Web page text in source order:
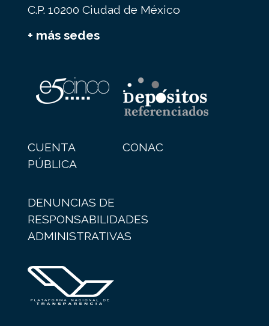
C.P. 10200 Ciudad de México
+ más sedes
CUENTA
PÚBLICA
CONAC
DENUNCIAS DE
RESPONSABILIDADES
ADMINISTRATIVAS